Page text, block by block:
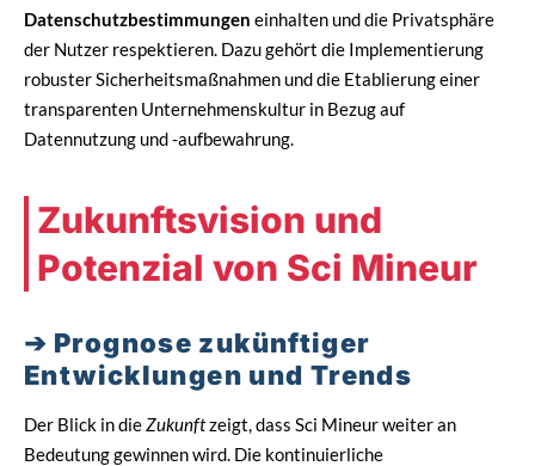
Datenschutzbestimmungen einhalten und die Privatsphäre
der Nutzer respektieren. Dazu gehört die Implementierung
robuster Sicherheitsmaßnahmen und die Etablierung einer
transparenten Unternehmenskultur in Bezug auf
Datennutzung und -aufbewahrung.
Zukunftsvision und
Potenzial von Sci Mineur
Prognose zukünftiger
Entwicklungen und Trends
Der Blick in dieZukunftzeigt, dass Sci Mineur weiter an
Bedeutung gewinnen wird. Die kontinuierliche